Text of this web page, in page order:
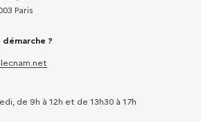
Paris
?
de 9h à 12h et de 13h30 à 17h